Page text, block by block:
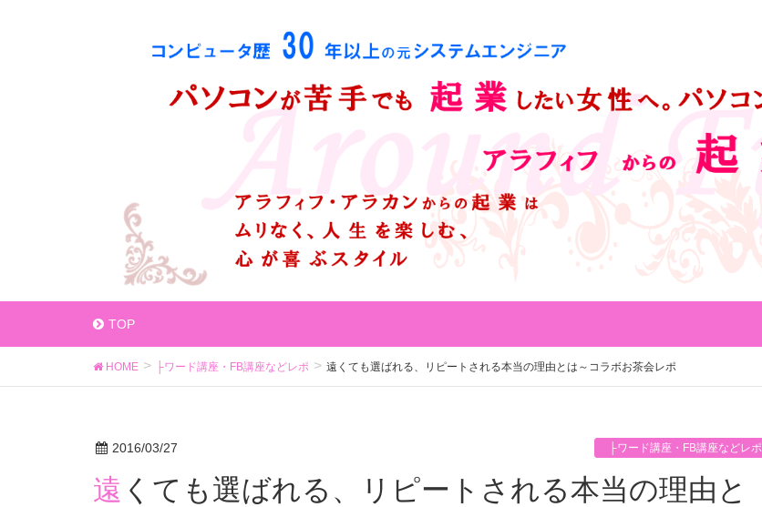
TOP
HOME ├ワード講座・FB講座などレポ 遠くても選ばれる、リピートされる本当の理由とは～コラボお茶会レポ
2016/03/27 ├ワード講座・FB講座などレポ
遠くても選ばれる、リピートされる本当の理由と